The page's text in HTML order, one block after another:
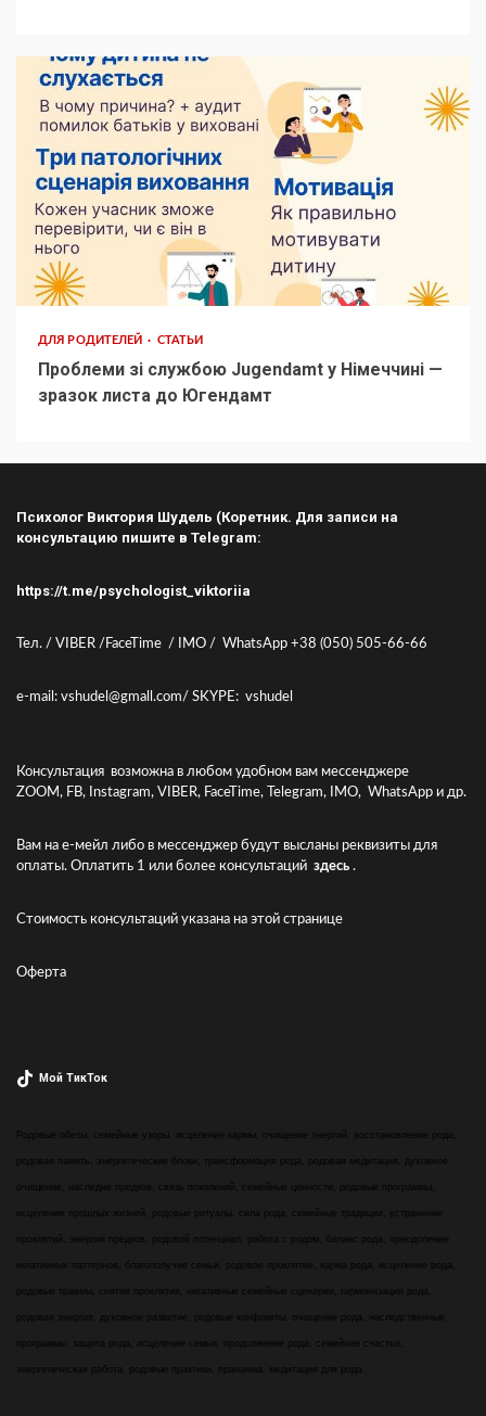
ДЛЯ РОДИТЕЛЕЙ СТАТЬИ
Проблеми зі службою Jugendamt у Німеччині —
зразок листа до Югендамт
Психолог Виктория Шудель (Коретник. Для записи на
консультацию пишите в Telegram:
https://t.me/psychologist_viktoriia
Тел. / VIBER /FaceTime / IMO / WhatsApp +38 (050) 505-66-66
e-mail: vshudel@gmall.com/ SKYPE: vshudel
Консультация возможна в любом удобном вам мессенджере
ZOOM, FB, Instagram, VIBER, FaceTime, Telegram, IMO, WhatsApp и др.
Вам на е-мейл либо в мессенджер будут высланы реквизиты для
оплаты. Оплатить 1 или более консультаций здесь .
Стоимость консультаций указана на этой странице
Оферта
Мой ТикТок
Родовые обеты, семейные узоры, исцеление кармы, очищение энергий, восстановление рода,
родовая память, энергетические блоки, трансформация рода, родовая медитация, духовное
очищение, наследие предков, связь поколений, семейные ценности, родовые программы,
исцеление прошлых жизней, родовые ритуалы, сила рода, семейные традиции, устранение
проклятий, энергия предков, родовой потенциал, работа с родом, баланс рода, преодоление
негативных паттернов, благополучие семьи, родовое проклятие, карма рода, исцеление рода,
родовые травмы, снятие проклятия, негативные семейные сценарии, гармонизация рода,
родовая энергия, духовное развитие, родовые конфликты, очищение рода, наследственные
программы, защита рода, исцеление семьи, продолжение рода, семейное счастье,
энергетическая работа, родовые практики, пранаяма, медитация для рода